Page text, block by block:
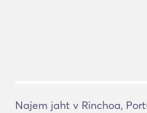
Najem jaht v Rinchoa,